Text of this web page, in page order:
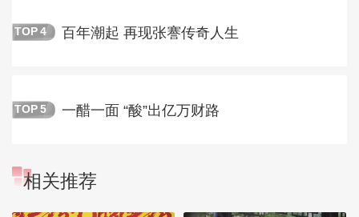
TOP 4 百年潮起 再现张謇传奇人生
TOP 5 一醋一面 “酸”出亿万财路
相关推荐